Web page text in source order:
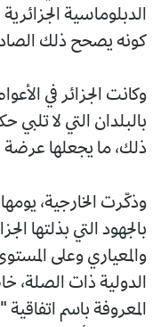
الدبلوماسية
كونه يصحح ذلك
بالبلدان التي لا تلبي
ذلك، ما يجعلها
وذكّرت الخارجية،
بالجهود التي بذلتها
والمعياري وعلى
الدولية ذات الصلة،
المعروفة باسم